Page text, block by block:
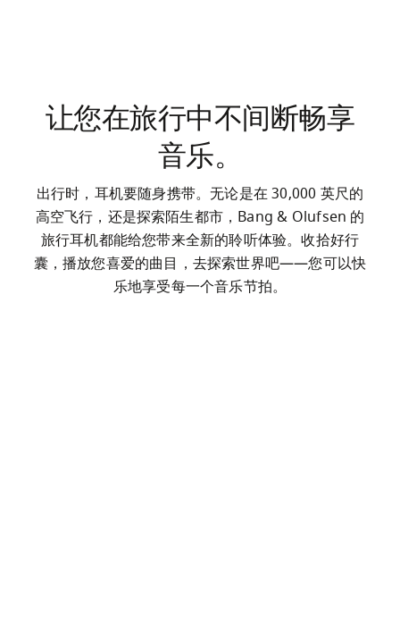
让您在旅行中不间断畅享
音乐。
出行时，耳机要随身携带。无论是在 30,000 英尺的
高空飞行，还是探索陌生都市，Bang & Olufsen 的
旅行耳机都能给您带来全新的聆听体验。收拾好行
囊，播放您喜爱的曲目，去探索世界吧——您可以快
乐地享受每一个音乐节拍。